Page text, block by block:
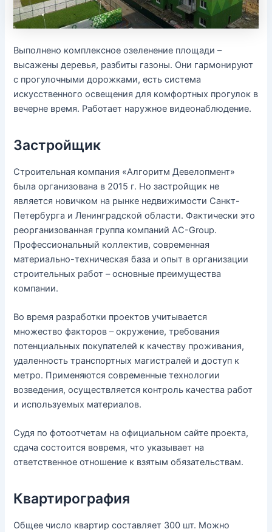
Выполнено комплексное озеленение площади –
высажены деревья, разбиты газоны. Они гармонируют
с прогулочными дорожками, есть система
искусственного освещения для комфортных прогулок в
вечерне время. Работает наружное видеонаблюдение.
Застройщик
Строительная компания «Алгоритм Девелопмент»
была организована в 2015 г. Но застройщик не
является новичком на рынке недвижимости Санкт-
Петербурга и Ленинградской области. Фактически это
реорганизованная группа компаний AC-Group.
Профессиональный коллектив, современная
материально-техническая база и опыт в организации
строительных работ – основные преимущества
компании.
Во время разработки проектов учитывается
множество факторов – окружение, требования
потенциальных покупателей к качеству проживания,
удаленность транспортных магистралей и доступ к
метро. Применяются современные технологии
возведения, осуществляется контроль качества работ
и используемых материалов.
Судя по фотоотчетам на официальном сайте проекта,
сдача состоится вовремя, что указывает на
ответственное отношение к взятым обязательствам.
Квартирография
Общее число квартир составляет 300 шт. Можно